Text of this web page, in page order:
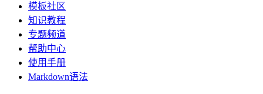
模板社区
知识教程
专题频道
帮助中心
使用手册
Markdown语法